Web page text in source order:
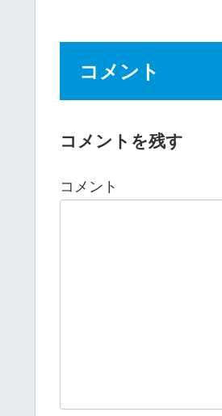
コメント
コメントを残す
コメント